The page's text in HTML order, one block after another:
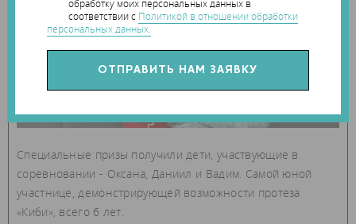
обработку моих персональных данных в
соответствии с Политикой в отношении обработки
персональных данных.
Специальные призы получили дети, участвующие в
соревновании - Оксана, Даниил и Вадим. Самой юной
участнице, демонстрирующей возможности протеза
«Киби», всего 6 лет.